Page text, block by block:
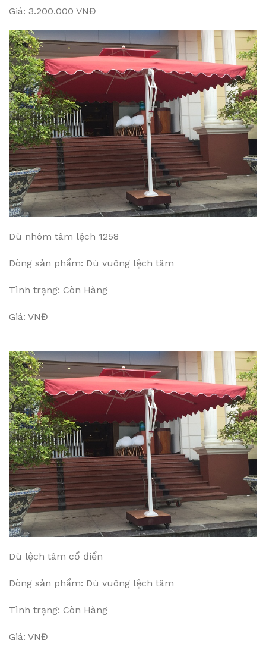
Giá: 3.200.000 VNĐ
Dù nhôm tâm lệch 1258
Dòng sản phẩm: Dù vuông lệch tâm
Tình trạng: Còn Hàng
Giá: VNĐ
Dù lệch tâm cổ điển
Dòng sản phẩm: Dù vuông lệch tâm
Tình trạng: Còn Hàng
Giá: VNĐ